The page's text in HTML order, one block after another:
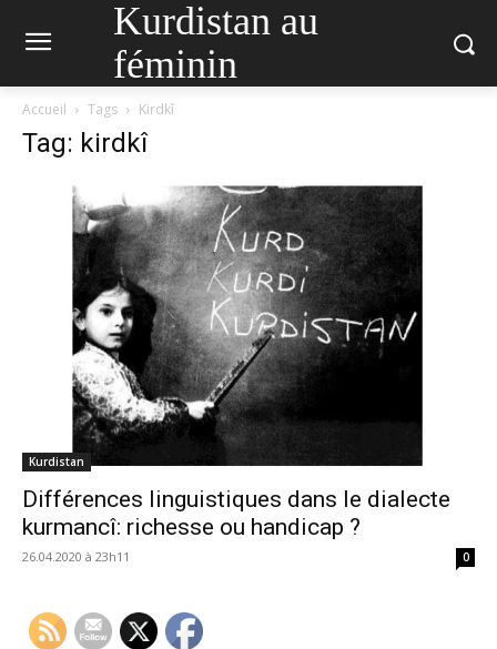
Kurdistan au
féminin
Accueil Tags Kirdkî
Tag: kirdkî
Kurdistan
Différences linguistiques dans le dialecte
kurmancî: richesse ou handicap ?
26.04.2020 à 23h11 0